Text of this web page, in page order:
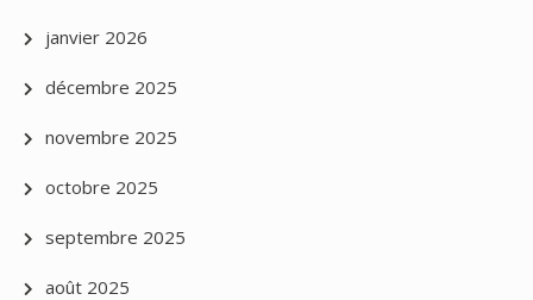
janvier 2026
décembre 2025
novembre 2025
octobre 2025
septembre 2025
août 2025